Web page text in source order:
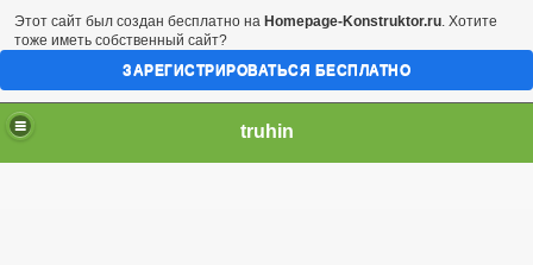
truhin
Этот сайт был создан бесплатно на Homepage-Konstruktor.ru. Хотите
тоже иметь собственный сайт?
ЗАРЕГИСТРИРОВАТЬСЯ БЕСПЛАТНО